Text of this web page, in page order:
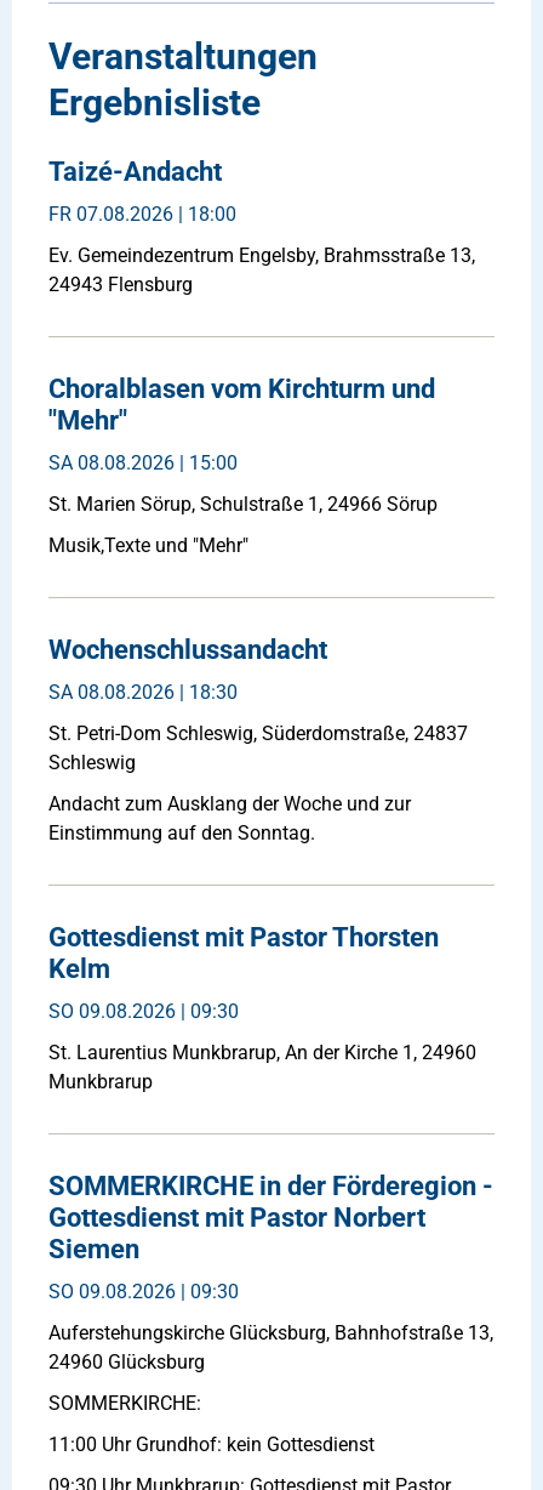
Veranstaltungen
Ergebnisliste
Taizé-Andacht
FR 07.08.2026 | 18:00
Ev. Gemeindezentrum Engelsby, Brahmsstraße 13,
24943 Flensburg
Choralblasen vom Kirchturm und
"Mehr"
SA 08.08.2026 | 15:00
St. Marien Sörup, Schulstraße 1, 24966 Sörup
Musik,Texte und "Mehr"
Wochenschlussandacht
SA 08.08.2026 | 18:30
St. Petri-Dom Schleswig, Süderdomstraße, 24837
Schleswig
Andacht zum Ausklang der Woche und zur
Einstimmung auf den Sonntag.
Gottesdienst mit Pastor Thorsten
Kelm
SO 09.08.2026 | 09:30
St. Laurentius Munkbrarup, An der Kirche 1, 24960
Munkbrarup
SOMMERKIRCHE in der Förderegion -
Gottesdienst mit Pastor Norbert
Siemen
SO 09.08.2026 | 09:30
Auferstehungskirche Glücksburg, Bahnhofstraße 13,
24960 Glücksburg
SOMMERKIRCHE:
11:00 Uhr Grundhof: kein Gottesdienst